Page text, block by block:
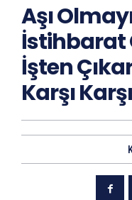
Aşı
İstihbarat
İşten
Karşı